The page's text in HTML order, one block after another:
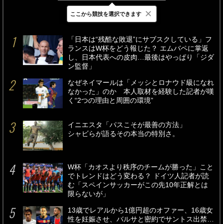
最新 24時間 週間
「日本は“残酷な敗退”にサブスクしている」フ
ランスはW杯をどう報じた？ エムバペに掌返
し、日本代表への皮肉…最後はやっぱり「ジダ
ン監督」
なぜネイマールは「メッシとロナウド級になれ
なかった」のか 本人取材を経験した記者が嘆
く“2つの理由と周囲の環境”
イニエスタ「パスこそが最善の方法」
シャビらが語るその本当の特別さ。
W杯「カオスより秩序のチームが勝った」こと
でトレンドはどう変わる？ ドイツ人記者が読
む「スペインサッカーがこの先10年正解とは
限らないが」
13歳でレアルから1億円超のオファー、16歳女
性を妊娠させ、バルサと密約でサントス出禁…
ここから競技を選択できます ×